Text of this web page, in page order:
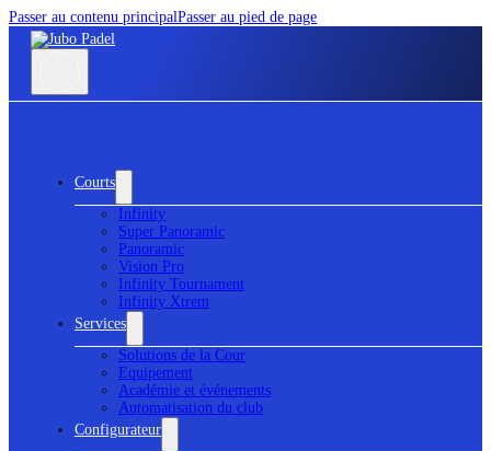
Passer au contenu principalPasser au pied de page
Courts
Infinity
Super Panoramic
Panoramic
Vision Pro
Infinity Tournament
Infinity Xtrem
Services
Solutions de la Cour
Equipement
Académie et événements
Automatisation du club
Configurateur